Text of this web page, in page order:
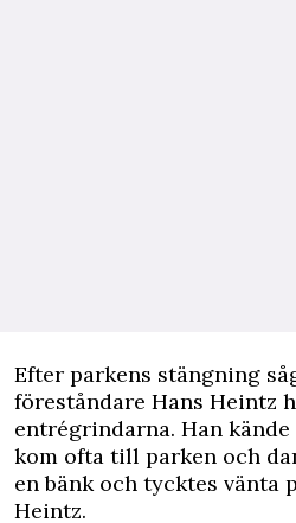
Efter parkens stängning
föreståndare Hans Heintz
entrégrindarna. Han
kom ofta till parken och
en bänk och tycktes vänta
Heintz.